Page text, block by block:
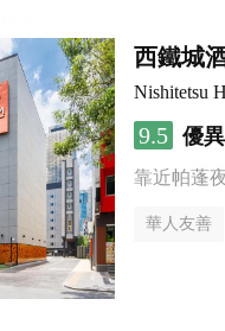
西鐵城
Nishitetsu
9.5 優
靠近帕蓬
華人友善